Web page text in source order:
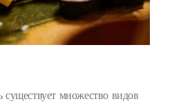
множество видов